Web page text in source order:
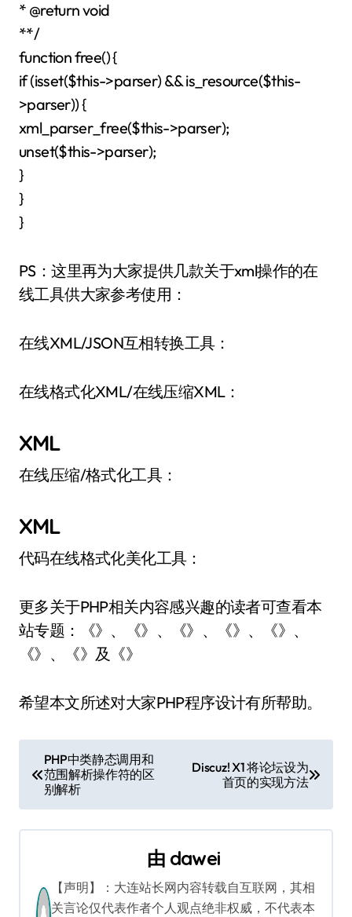
* @return void
**/
function free() {
if (isset($this->parser) && is_resource($this-
>parser)) {
xml_parser_free($this->parser);
unset($this->parser);
}
}
}
PS：这里再为大家提供几款关于xml操作的在
线工具供大家参考使用：
在线XML/JSON互相转换工具：
在线格式化XML/在线压缩XML：
XML
在线压缩/格式化工具：
XML
代码在线格式化美化工具：
更多关于PHP相关内容感兴趣的读者可查看本
站专题：《》、《》、《》、《》、《》、
《》、《》及《》
希望本文所述对大家PHP程序设计有所帮助。
章
导
PHP中类静态调用和
范围解析操作符的区
别解析
Discuz! X1 将论坛设为
首页的实现方法
由 dawei
【声明】：大连站长网内容转载自互联网，其相
关言论仅代表作者个人观点绝非权威，不代表本